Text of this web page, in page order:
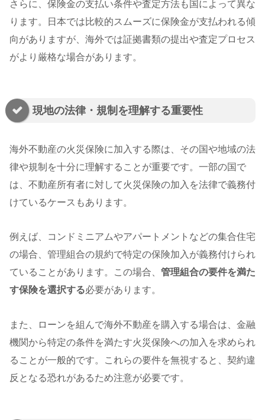
さらに、保険金の支払い条件や査定方法も国によって異な
ります。日本では比較的スムーズに保険金が支払われる傾
向がありますが、海外では証拠書類の提出や査定プロセス
がより厳格な場合があります。
現地の法律・規制を理解する重要性
海外不動産の火災保険に加入する際は、その国や地域の法
律や規制を十分に理解することが重要です。一部の国で
は、不動産所有者に対して火災保険の加入を法律で義務付
けているケースもあります。
例えば、コンドミニアムやアパートメントなどの集合住宅
の場合、管理組合の規約で特定の保険加入が義務付けられ
ていることがあります。この場合、 管理組合の要件を満た
す保険を選択する必要があります。
また、ローンを組んで海外不動産を購入する場合は、金融
機関から特定の条件を満たす火災保険への加入を求められ
ることが一般的です。これらの要件を無視すると、契約違
反となる恐れがあるため注意が必要です。